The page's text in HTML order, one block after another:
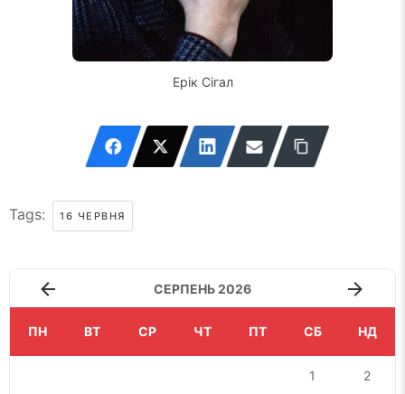
Ерік Сігал
Tags: 16 ЧЕРВНЯ
СЕРПЕНЬ 2026
ПН ВТ СР ЧТ ПТ СБ НД
1 2